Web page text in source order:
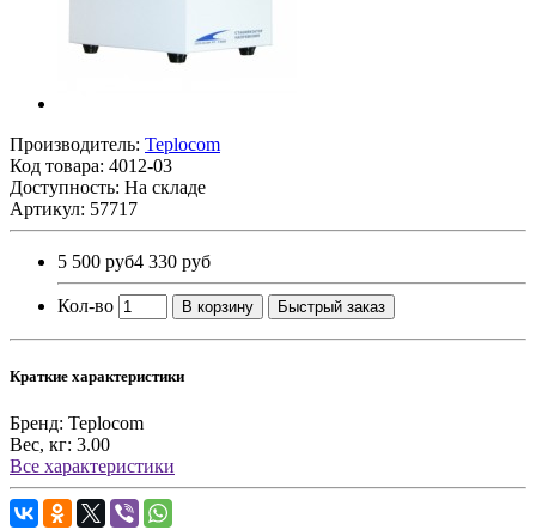
Производитель: Teplocom
Код товара: 4012-03
Доступность: На складе
Артикул: 57717
5 500 руб4 330 руб
Кол-во В корзину Быстрый заказ
Краткие характеристики
Бренд: Teplocom
Вес, кг: 3.00
Все характеристики